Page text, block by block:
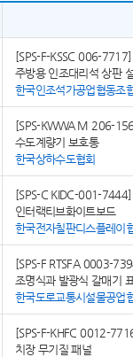
[SPS-F-KSSC 006-7717]
주방용 인조대리석 상판
한국인조석가공업협동조
[SPS-KWWA M 206-
수도계량기 보호통
한국상하수도협회
[SPS-C KIDC-001-7444]
인터랙티브화이트보드
한국전자칠판디스플레이
[SPS-F RTSFA 0003-
조명식과 발광식 갈매기
한국도로교통시설물공업
[SPS-F-KHFC 0012-
치장 무기질 패널